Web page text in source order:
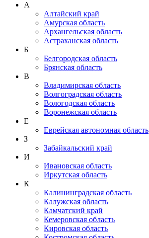
А
Алтайский край
Амурская область
Архангельская область
Астраханская область
Б
Белгородская область
Брянская область
В
Владимирская область
Волгоградская область
Вологодская область
Воронежская область
Е
Еврейская автономная область
З
Забайкальский край
И
Ивановская область
Иркутская область
К
Калининградская область
Калужская область
Камчатский край
Кемеровская область
Кировская область